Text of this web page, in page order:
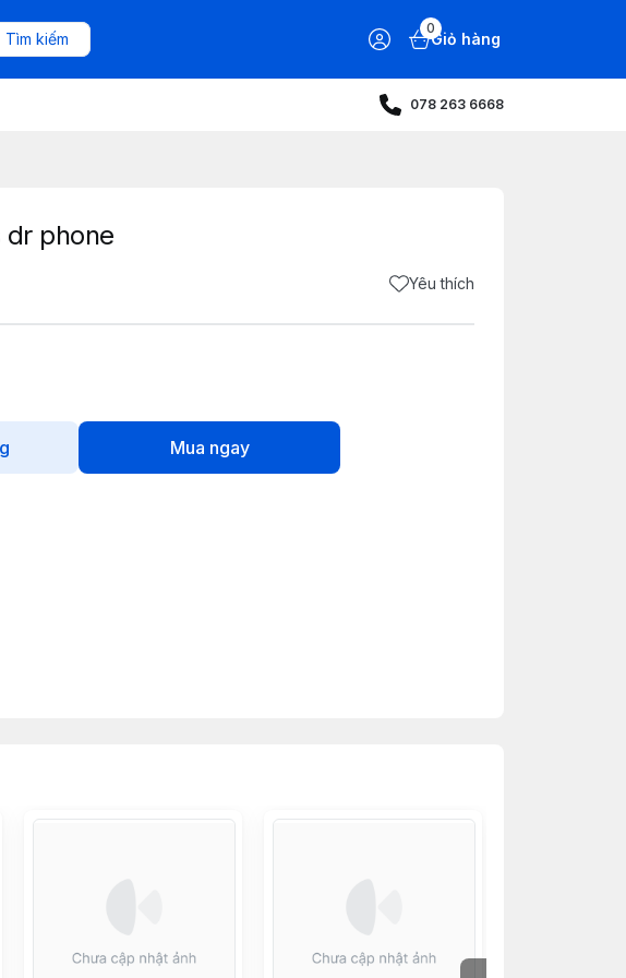
Tìm kiếm
0
Giỏ hàng
078 263 6668
dr phone
Yêu thích
Mua ngay